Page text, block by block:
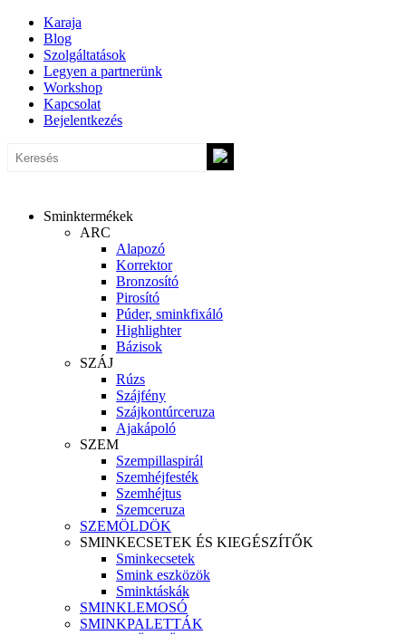
Karaja
Blog
Szolgáltatások
Legyen a partnerünk
Workshop
Kapcsolat
Bejelentkezés
Sminktermékek
ARC
Alapozó
Korrektor
Bronzosító
Pirosító
Púder, sminkfixáló
Highlighter
Bázisok
SZÁJ
Rúzs
Szájfény
Szájkontúrceruza
Ajakápoló
SZEM
Szempillaspirál
Szemhéjfesték
Szemhéjtus
Szemceruza
SZEMÖLDÖK
SMINKECSETEK ÉS KIEGÉSZÍTŐK
Sminkecsetek
Smink eszközök
Sminktáskák
SMINKLEMOSÓ
SMINKPALETTÁK